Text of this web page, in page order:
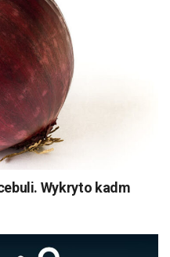
Wykryto kadm